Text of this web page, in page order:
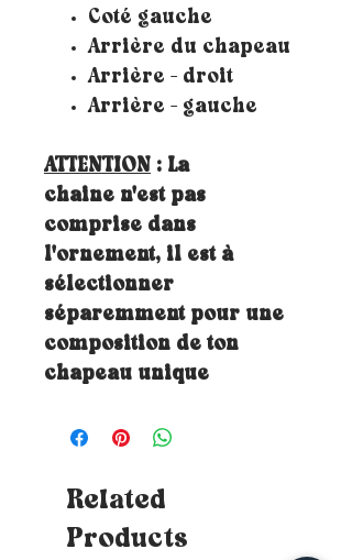
Coté gauche
Arrière du chapeau
Arrière - droit
Arrière - gauche
ATTENTION : La
chaine n'est pas
comprise dans
l'ornement, il est à
sélectionner
séparemment pour une
composition de ton
chapeau unique
Related
Products